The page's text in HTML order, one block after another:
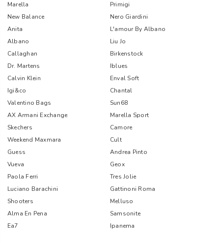
Marella
Primigi
New Balance
Nero Giardini
Anita
L'amour By Albano
Albano
Liu Jo
Callaghan
Birkenstock
Dr. Martens
Iblues
Calvin Klein
Enval Soft
Igi&co
Chantal
Valentino Bags
Sun68
AX Armani Exchange
Marella Sport
Skechers
Camore
Weekend Maxmara
Cult
Guess
Andrea Pinto
Vueva
Geox
Paola Ferri
Tres Jolie
Luciano Barachini
Gattinoni Roma
Shooters
Melluso
Alma En Pena
Samsonite
Ea7
Ipanema